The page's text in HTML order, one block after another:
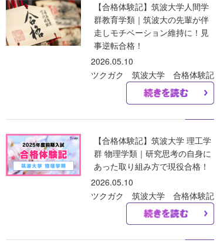
【合格体験記】筑波大学人間学
群教育学類｜筑波大の先輩が伴
走しモチベーション維持に！見
事逆転合格！
2026.05.10
ツクガク 筑波大学 合格体験記
【合格体験記】筑波大学 理工学
群 物理学類｜研究思考の自身に
あった取り組み方で現役合格！
2026.05.10
ツクガク 筑波大学 合格体験記